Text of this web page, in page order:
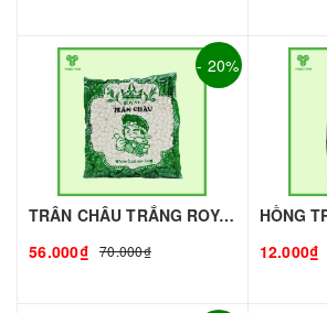
- 20%
TRÂN CHÂU TRẮNG ROYAL - 500g - ROYAL | Topping làm Trà Sữa - TOBEE FOOD
56.000₫ 70.000₫
12.000₫